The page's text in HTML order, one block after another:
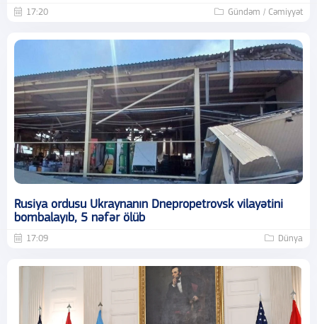
17:20 Gündəm / Cəmiyyət
Rusiya ordusu Ukraynanın Dnepropetrovsk vilayətini
bombalayıb, 5 nəfər ölüb
17:09 Dünya